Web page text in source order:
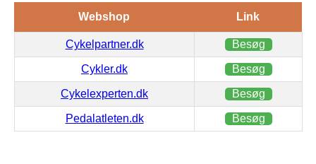
Webshop Link
Cykelpartner.dk Besøg
Cykler.dk Besøg
Cykelexperten.dk Besøg
Pedalatleten.dk Besøg